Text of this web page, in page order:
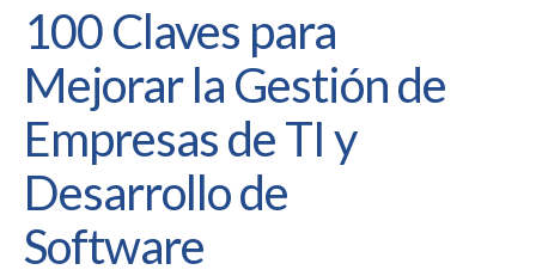
100 Claves para
Mejorar la Gestión de
Empresas de TI y
Desarrollo de
Software